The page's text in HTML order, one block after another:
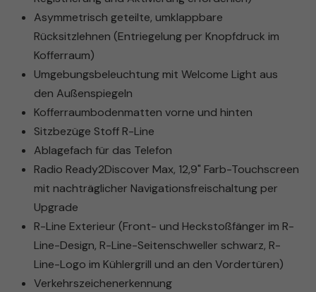
Asymmetrisch geteilte, umklappbare
Rücksitzlehnen (Entriegelung per Knopfdruck im
Kofferraum)
Umgebungsbeleuchtung mit Welcome Light aus
den Außenspiegeln
Kofferraumbodenmatten vorne und hinten
Sitzbezüge Stoff R-Line
Ablagefach für das Telefon
Radio Ready2Discover Max, 12,9" Farb-Touchscreen
mit nachträglicher Navigationsfreischaltung per
Upgrade
R-Line Exterieur (Front- und Heckstoßfänger im R-
Line-Design, R-Line-Seitenschweller schwarz, R-
Line-Logo im Kühlergrill und an den Vordertüren)
Verkehrszeichenerkennung